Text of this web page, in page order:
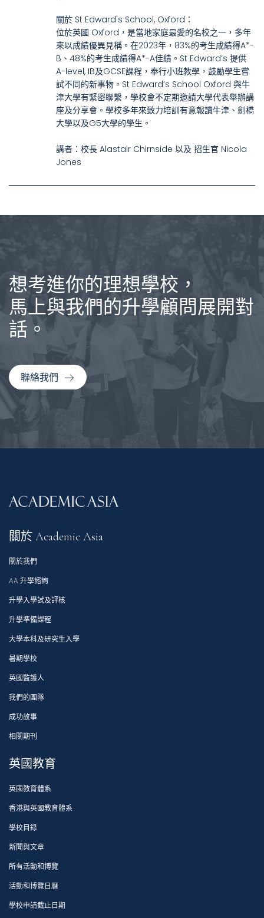
關於 St Edward's School, Oxford：
位於英國 Oxford，是當地家庭最愛的名校之一，多年
來以成績優異見稱。在2023年，83%的考生成績得A*-
B、48%的考生成績得A*-A佳績。St Edward’s 提供
A-level, IB及GCSE課程，奉行小班教學，鼓勵學生嘗
試不同的新事物。St Edward’s School Oxford 與牛
津大學有緊密聯繫，學校會不定期邀請大學代表舉辦講
座及分享會。學校多年來致力培訓有意報讀牛津、劍橋
大學以及G5大學的學生。
講者：校長 Alastair Chirnside 以及 招生官 Nicola
Jones
想考進你的理想學校，
馬上與我們的升學顧問展開對
話。
聯絡我們
關於 Academic Asia
關於我們
AA 升學諮詢
升學入學試及評核
升學準備課程
大學本科及研究生入學
暑期學校
英國監護人
我們的團隊
成功故事
相關期刊
英國教育
英國教育體系
香港與英國教育體系
學校目錄
新聞與文章
所有活動和博覽
活動和博覽日曆
學校申請截止日期